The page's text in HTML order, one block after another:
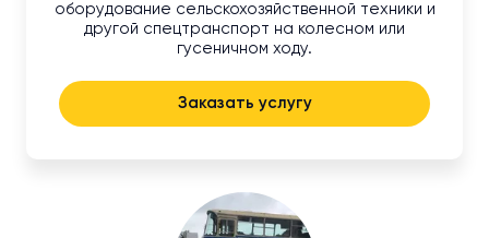
оборудование сельскохозяйственной техники и
другой спецтранспорт на колесном или
гусеничном ходу.
Заказать услугу